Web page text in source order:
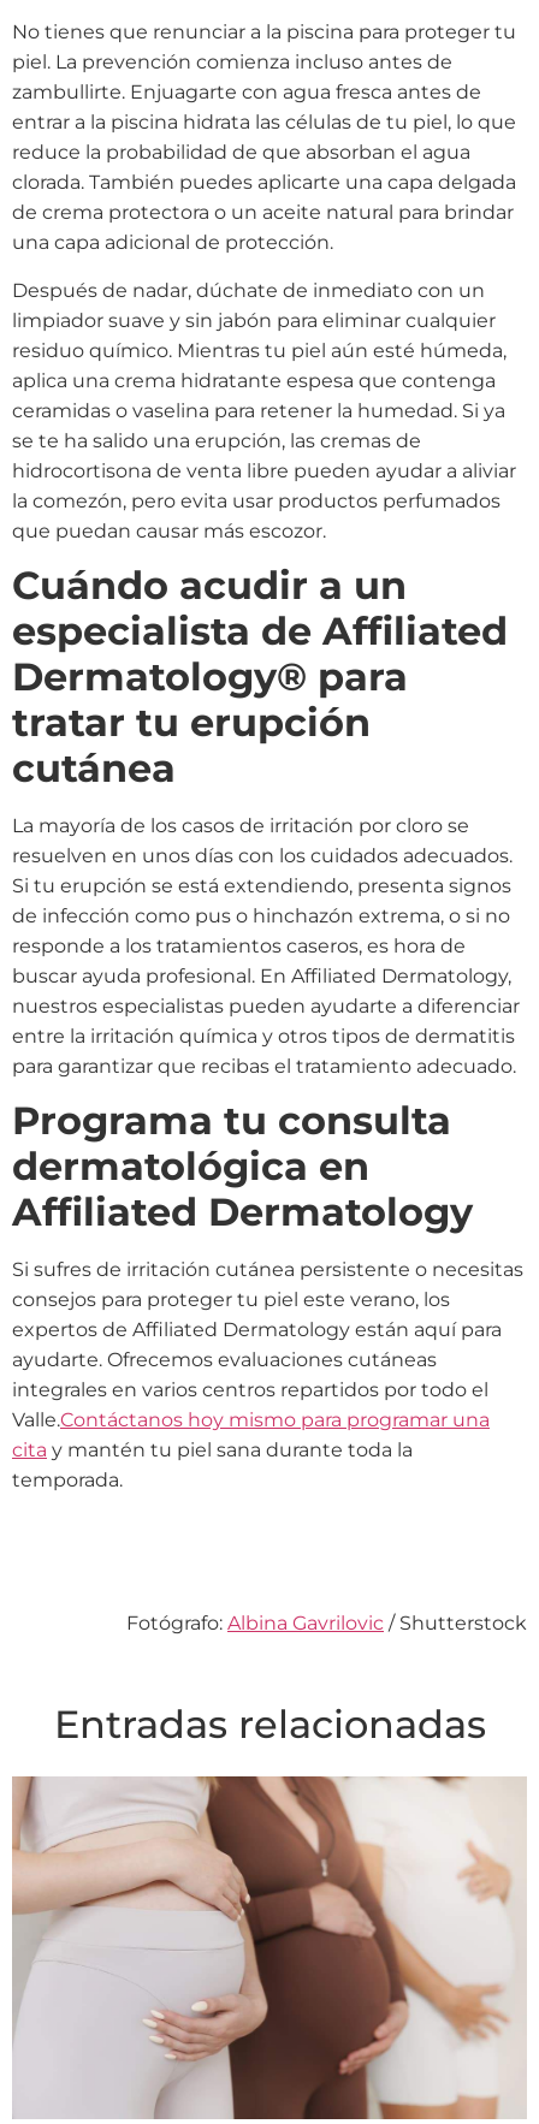
No tienes que renunciar a la piscina para proteger tu
piel. La prevención comienza incluso antes de
zambullirte. Enjuagarte con agua fresca antes de
entrar a la piscina hidrata las células de tu piel, lo que
reduce la probabilidad de que absorban el agua
clorada. También puedes aplicarte una capa delgada
de crema protectora o un aceite natural para brindar
una capa adicional de protección.
Después de nadar, dúchate de inmediato con un
limpiador suave y sin jabón para eliminar cualquier
residuo químico. Mientras tu piel aún esté húmeda,
aplica una crema hidratante espesa que contenga
ceramidas o vaselina para retener la humedad. Si ya
se te ha salido una erupción, las cremas de
hidrocortisona de venta libre pueden ayudar a aliviar
la comezón, pero evita usar productos perfumados
que puedan causar más escozor.
Cuándo acudir a un
especialista de Affiliated
Dermatology® para
tratar tu erupción
cutánea
La mayoría de los casos de irritación por cloro se
resuelven en unos días con los cuidados adecuados.
Si tu erupción se está extendiendo, presenta signos
de infección como pus o hinchazón extrema, o si no
responde a los tratamientos caseros, es hora de
buscar ayuda profesional. En Affiliated Dermatology,
nuestros especialistas pueden ayudarte a diferenciar
entre la irritación química y otros tipos de dermatitis
para garantizar que recibas el tratamiento adecuado.
Programa tu consulta
dermatológica en
Affiliated Dermatology
Si sufres de irritación cutánea persistente o necesitas
consejos para proteger tu piel este verano, los
expertos de Affiliated Dermatology están aquí para
ayudarte. Ofrecemos evaluaciones cutáneas
integrales en varios centros repartidos por todo el
Valle.Contáctanos hoy mismo para programar una
cita y mantén tu piel sana durante toda la
temporada.
Fotógrafo: Albina Gavrilovic / Shutterstock
Entradas relacionadas